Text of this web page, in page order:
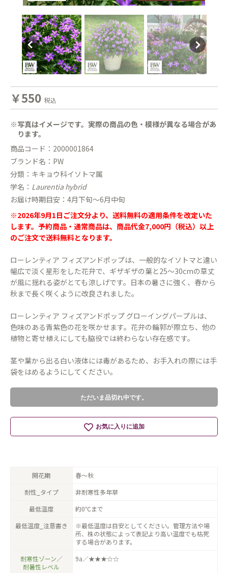
￥550 税込
※写真はイメージです。実際の商品の色・模様が異なる場合があ
ります。
商品コード：2000001864
ブランド名：PW
分類：キキョウ科イソトマ属
学名： Laurentia hybrid
お届け時期目安：4月下旬〜6月中旬
※2026年9月1日ご注文分より、送料無料の適用条件を改定いた
します。予約商品・通常商品は、商品代金7,000円（税込）以上
のご注文で送料無料となります。
ローレンティア フィズアンドポップは、一般的なイソトマと違い
幅広で淡く星形をした花弁で、ギザギザの葉と25〜30cmの草丈
が風に揺れる姿がとても涼しげです。日本の暑さに強く、春から
秋まで長く咲くように改良されました。
ローレンティア フィズアンドポップ グローイングパープルは、
色味のある青紫色の花を咲かせます。花弁の輪郭が際立ち、他の
植物と寄せ植えにしても脇役では終わらない存在感です。
茎や葉から出る白い液体には毒があるため、お手入れの際には手
袋をはめるようにしてください。
ただいま品切れ中です。
お気に入りに追加
開花期
春〜秋
耐性_タイプ
非耐寒性多年草
最低温度
約0℃まで
最低温度_注意書き
※最低温度は目安としてください。管理方法や場
所、株の状態によって表記より高い温度でも枯死
する場合があります。
耐寒性ゾーン／
耐暑性レベル
9a／★★★☆☆